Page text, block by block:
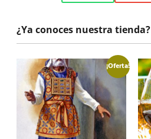
¿Ya conoces nuestra tienda?
¡Oferta!